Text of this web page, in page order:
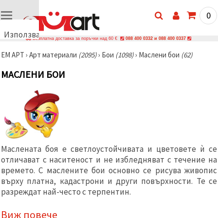
Използваме
🍪
бисквитки
технологии,
осигурим
правилната
работа на
сайта, да
подобрим
изживяване
и, с твое
съгласие,
да
анализираме
трафика и
по-
0
Безплатна доставка за поръчки над 60 € 088 400 0332 и 088 400 0337
ЕМ АРТ › Арт материали (2095)› Бои (1098)› Маслени бои (62)
МАСЛЕНИ БОИ
Маслената боя е светлоустойчивата и цветовете ѝ се
отличават с наситеност и не избледняват с течение на
времето. С маслените бои основно се рисува живопис
върху платна, кадастрони и други повърхности. Те се
разреждат най-често с терпентин.
Виж повече